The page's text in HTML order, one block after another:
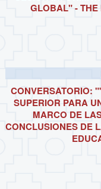
GLOBAL" - THE
CONVERSATORIO:
SUPERIOR PARA
MARCO DE
CONCLUSIONES DE